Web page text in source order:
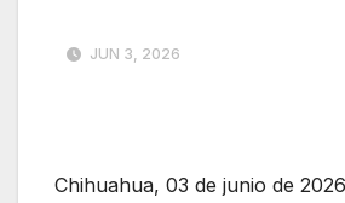
JUN 3, 2026
Chihuahua, 03 de junio de